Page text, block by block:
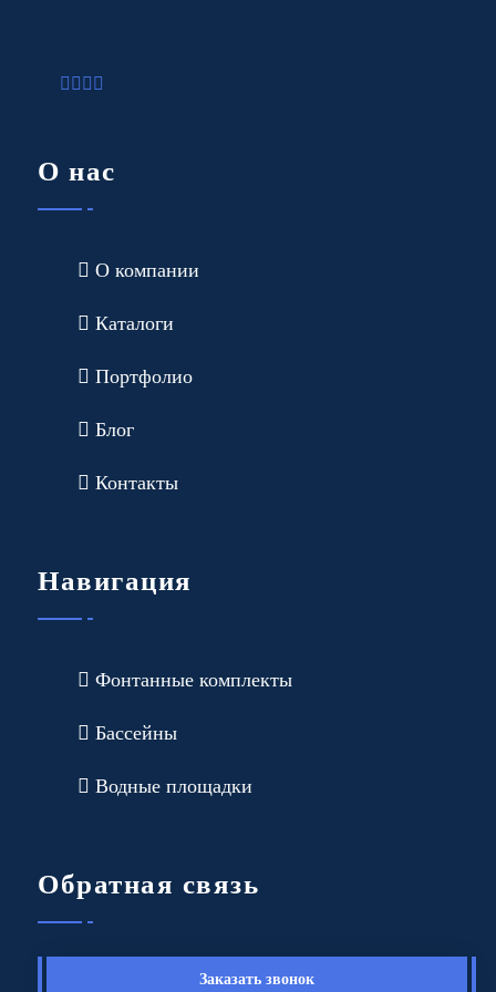
О нас
О компании
Каталоги
Портфолио
Блог
Контакты
Навигация
Фонтанные комплекты
Бассейны
Водные площадки
Обратная связь
Заказать звонок